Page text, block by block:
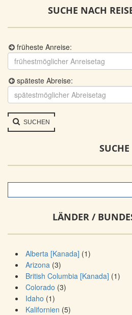
SUCHE NACH
früheste Anreise:
späteste Abreise:
SUCHEN
SUCHE
LÄNDER /
Alberta [Kanada] (1)
Arizona (3)
British Columbia [Kanada] (1)
Colorado (3)
Idaho (1)
Kalifornien (5)